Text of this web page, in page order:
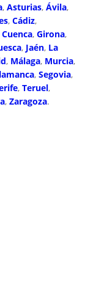
,Asturias,Ávila,
,Cádiz,
Cuenca,Girona,
, Jaén, La
, Málaga, Murcia,
,Segovia,
,Teruel,
,Zaragoza.